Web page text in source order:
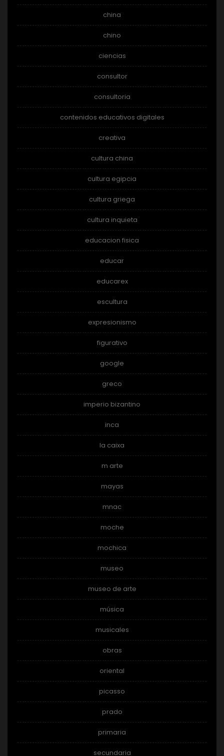
china
chino
ciencias
consultor
consultoria
contenidos educativos digitales
creativa
cultura china
cultura egipcia
cultura griega
cultura inquieta
educacion fisica
educar
educarex
escultura
expresionismo
figurativo
google
greco
imperio bizantino
inca
la caixa
m arte
mayas
mnac
moche
mochica
museo
museo de arte
música
musicales
obras
oriental
picasso
prado
primaria
secundaria